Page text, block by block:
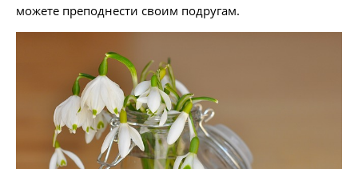
можете преподнести своим подругам.